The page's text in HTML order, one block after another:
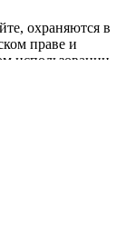
охраняются в
праве и
использовании